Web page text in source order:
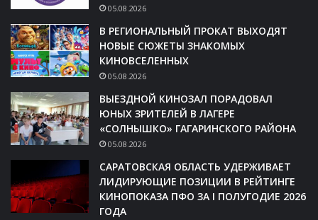
05.08.2026
В РЕГИОНАЛЬНЫЙ ПРОКАТ ВЫХОДЯТ
НОВЫЕ СЮЖЕТЫ ЗНАКОМЫХ
КИНОВСЕЛЕННЫХ
05.08.2026
ВЫЕЗДНОЙ КИНОЗАЛ ПОРАДОВАЛ
ЮНЫХ ЗРИТЕЛЕЙ В ЛАГЕРЕ
«СОЛНЫШКО» ГАГАРИНСКОГО РАЙОНА
05.08.2026
САРАТОВСКАЯ ОБЛАСТЬ УДЕРЖИВАЕТ
ЛИДИРУЮЩИЕ ПОЗИЦИИ В РЕЙТИНГЕ
КИНОПОКАЗА ПФО ЗА I ПОЛУГОДИЕ 2026
ГОДА